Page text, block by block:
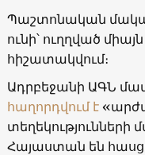
Պաշտոնական
ունի՝ ուղղված
հիշատակվում։
Ադրբեջանի ԱԳՆ
հաղորդվում է
տեղեկությունների
Հայաստան են